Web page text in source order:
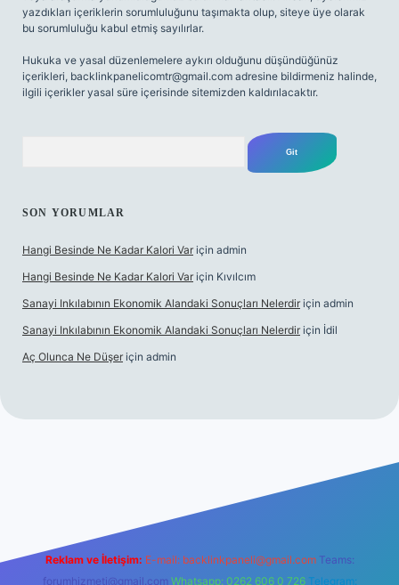
yazdıkları içeriklerin sorumluluğunu taşımakta olup, siteye üye olarak
bu sorumluluğu kabul etmiş sayılırlar.
Hukuka ve yasal düzenlemelere aykırı olduğunu düşündüğünüz
içerikleri, backlinkpanelicomtr@gmail.com adresine bildirmeniz halinde,
ilgili içerikler yasal süre içerisinde sitemizden kaldırılacaktır.
SON YORUMLAR
Hangi Besinde Ne Kadar Kalori Var için admin
Hangi Besinde Ne Kadar Kalori Var için Kıvılcım
Sanayi Inkılabının Ekonomik Alandaki Sonuçları Nelerdir için admin
Sanayi Inkılabının Ekonomik Alandaki Sonuçları Nelerdir için İdil
Aç Olunca Ne Düşer için admin
Reklam ve İletişim: E-mail: backlinkpaneli@gmail.com Teams:
forumhizmeti@gmail.com Whatsapp: 0262 606 0 726 Telegram: